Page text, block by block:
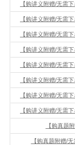
【购讲义附赠/无需
【购讲义附赠/无需
【购讲义附赠/无需
【购讲义附赠/无需
【购讲义附赠/无需
【购讲义附赠/无需
【购讲义附赠/无需
【购讲义附赠/无需
【购真题
【购真题附赠/